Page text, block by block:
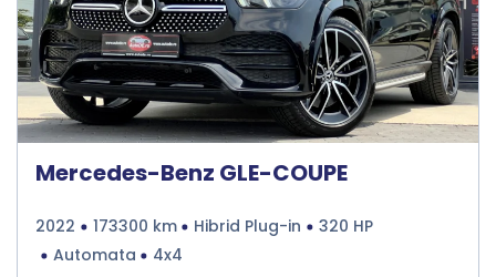
Mercedes-Benz GLE-COUPE
2022 173300 km Hibrid Plug-in
320 HP
Automata
4x4